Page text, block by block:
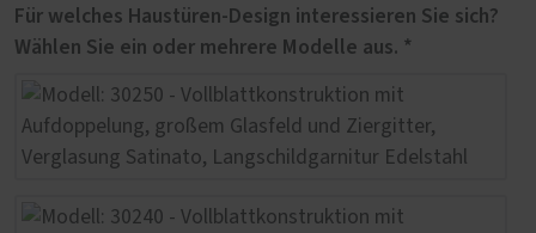
Für welches Haustüren-Design interessieren Sie sich?
Wählen Sie ein oder mehrere Modelle aus. *